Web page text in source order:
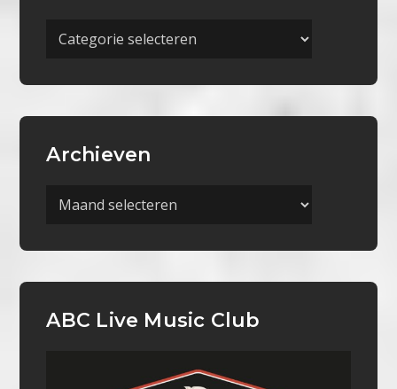
Meer
Archieven
Archieven
ABC Live Music Club